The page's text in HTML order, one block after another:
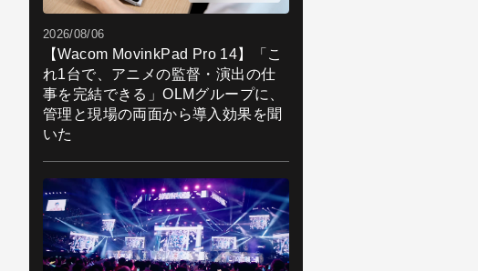
2026/08/06
【Wacom MovinkPad Pro 14】「こ
れ1台で、アニメの監督・演出の仕
事を完結できる」OLMグループに、
管理と現場の両面から導入効果を聞
いた